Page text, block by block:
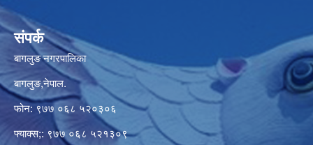
संपर्क
बागलुङ नगरपालिका
बागलुङ,नेपाल.
फोन: ९७७ ०६८ ५२०३०६
फ्याक्स;: ९७७ ०६८ ५२१३०९